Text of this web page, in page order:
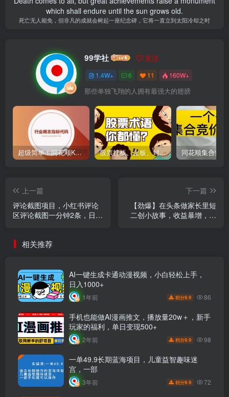
which shall endure until the sun grows old.
死亡无人能免，但非凡的成就会树起一座纪念碑，它将一直立到太阳冷却之时
99学社 关注
1.4W+ 6 11 160W+
那些单独飞翔的人拥有最强大的翅膀
超级简单！同花顺K线界面显示行业概念指标代码图解 股票打板、上板、封板、翘板、炸板是什么意思？炒股你必须懂的暗语！
上一篇
评论截图项目，小红书评论
区评论截图一分钟2条，日入
下一篇
【劲爆】在头条做家长里短
二创小故事，收益暴增，月
相关推荐
AI一键生成卡通动漫视频，小白轻松上手，
日入1000+
1年前 积分9.9 86
手机也能做AI漫画推文，播放量20w＋，新手
玩家的福利，单日变现500+
2年前 积分9.9 98
一单49.9长期蓝海项目，儿童益智趣味迷
宫，一部
3年前 积分9.9 72